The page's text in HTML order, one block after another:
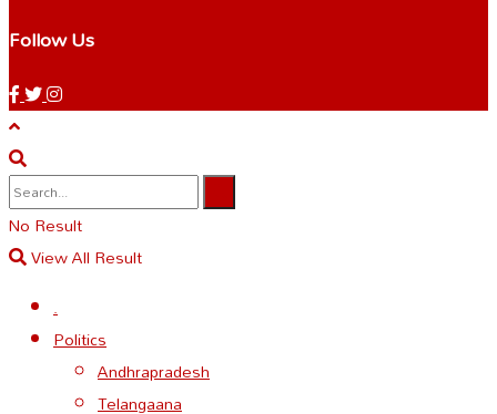
Follow Us
No Result
View All Result
.
Politics
Andhrapradesh
Telangaana